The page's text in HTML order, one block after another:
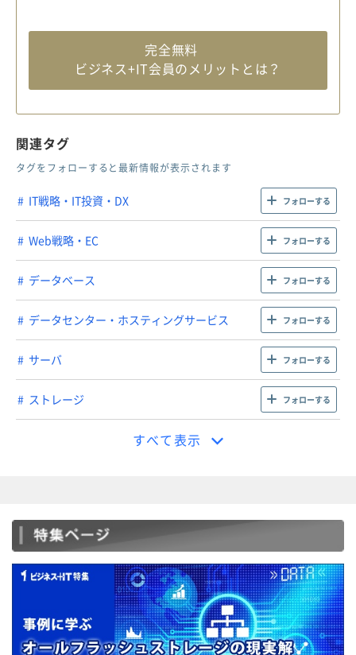
完全無料
ビジネス+IT会員のメリットとは？
関連タグ
タグをフォローすると最新情報が表示されます
IT戦略・IT投資・DX フォローする
Web戦略・EC フォローする
データベース フォローする
データセンター・ホスティングサービス フォローする
サーバ フォローする
ストレージ フォローする
すべて表示